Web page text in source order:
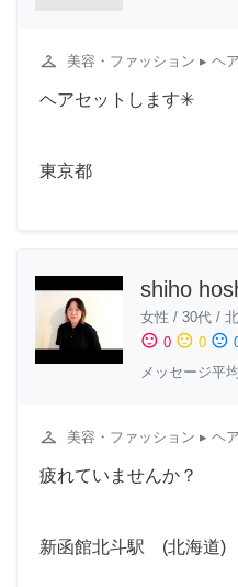
checkroom 美容・ファッション ▸ ヘ
ヘアセットします✳︎
東京都
shiho
女性 / 30代 /
sentiment_satisfied 0 sentiment_neutral 0 sentiment_dissatisfied
メッセージ平
checkroom 美容・ファッション ▸ ヘ
疲れていませんか？
新函館北斗駅 (北海道)